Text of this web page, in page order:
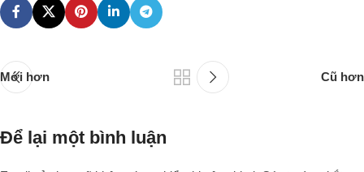
Mới hơn Cũ hơn
Để lại một bình luận